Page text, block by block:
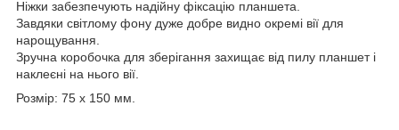
Ніжки забезпечують надійну фіксацію планшета.
Завдяки світлому фону дуже добре видно окремі вії для
нарощування.
Зручна коробочка для зберігання захищає від пилу планшет і
наклеєні на нього вії.
Розмір: 75 х 150 мм.